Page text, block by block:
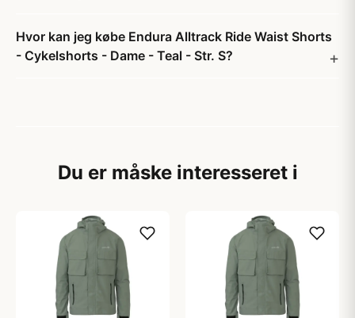
Hvor kan jeg købe Endura Alltrack Ride Waist Shorts
- Cykelshorts - Dame - Teal - Str. S?
Du er måske interesseret i